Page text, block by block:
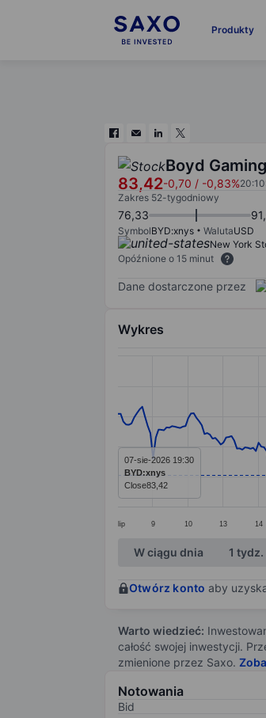
Produkty
Boyd
83,42-0,70 / -0,83%
Zakres 52-tygodniowy
76,33
SymbolBYD:xnys WalutaUSD
New York
Opóźnione o 15 minut
Dane dostarczone przez
Wykres
The chart has 1 X axis
The chart has 1 Y axis
lip 9 10 13 14
07-sie-2026 19:30
BYD:xnys
Close83,42
End of interactive chart.
W ciągu dnia 1 tydz.
Otwórz konto aby
Warto wiedzieć:
całość swojej inwestycji.
zmienione przez Saxo.
Notowania
Bid